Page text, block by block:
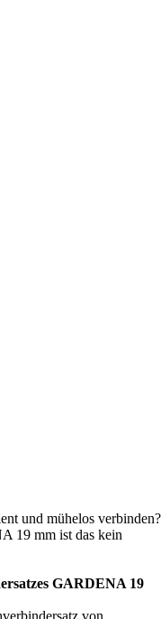
und mühelos verbinden?
19 mm ist das kein
GARDENA 19
von